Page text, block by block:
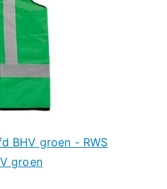
BHV groen - RWS
groen